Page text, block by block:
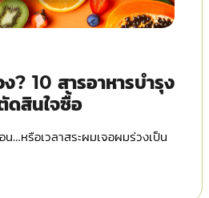
? 10 สารอาหารบำรุง
ดสินใจซื้อ
…หรือเวลาสระผมเจอผมร่วงเป็น